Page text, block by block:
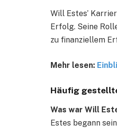
Will Estes’
Erfolg. Seine
zu finanziellem
Mehr lesen:
Häufig
Was war Will
Estes begann